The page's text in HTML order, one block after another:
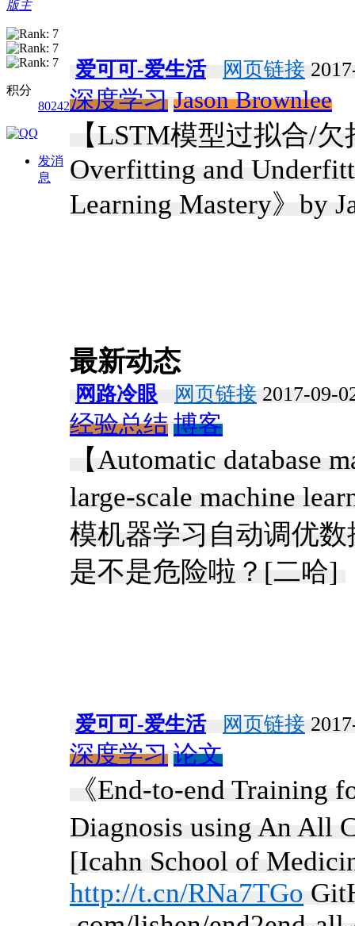
版主
积分
80242
发消
息
爱可可-爱生活 网页链接
深度学习 Jason Brownlee
【LSTM模型过拟合/
Overfitting and
Learning Mastery》by
最新动态
网路冷眼 网页链接 2017-09-
经验总结 博客
【Automatic database
large-scale machine
模机器学习自动调优
是不是危险啦？[二哈] ​
爱可可-爱生活 网页链接
深度学习 论文
《End-to-end Training
Diagnosis using An All
[Icahn School of
http://t.cn/RNa7TGo